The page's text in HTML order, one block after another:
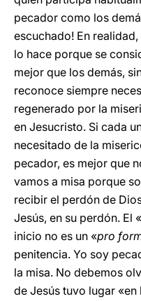
pecador como los
escuchado! En
lo hace porque se
mejor que los demás,
reconoce siempre
regenerado por la
en Jesucristo. Si cada
necesitado de la
pecador, es mejor que
vamos a misa porque
recibir el perdón de
Jesús, en su perdón. El
inicio no es un «pro
penitencia. Yo soy
la misa. No debemos
de Jesús tuvo lugar